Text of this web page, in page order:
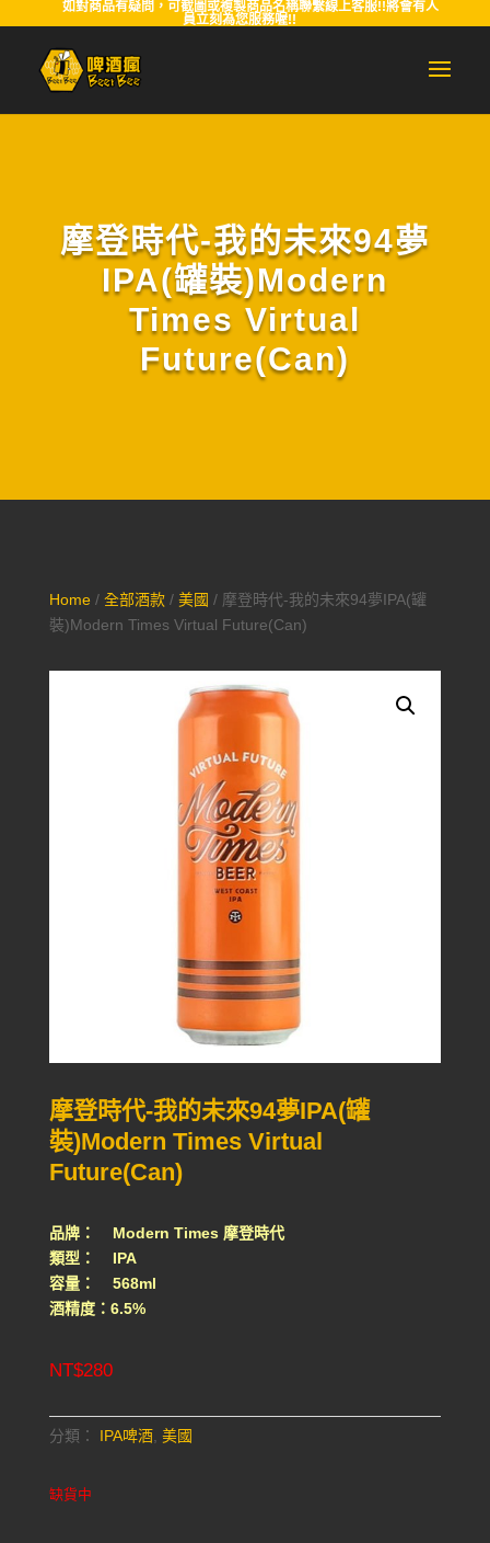
如對商品有疑問，可截圖或複製商品名稱聯繫線上客服!!將會有人
員立刻為您服務喔!!
摩登時代-我的未來94夢
IPA(罐裝)Modern
Times Virtual
Future(Can)
Home/ 全部酒款/ 美國 / 摩登時代-我的未來94夢IPA(罐
裝)Modern Times Virtual Future(Can)
摩登時代-我的未來94夢IPA(罐
裝)Modern Times Virtual
Future(Can)
品牌： Modern Times 摩登時代
類型： IPA
容量： 568ml
酒精度：6.5%
NT$280
分類： IPA啤酒, 美國
缺貨中